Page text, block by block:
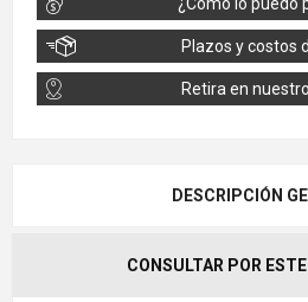
Plazos y costos
Retira en
DESCRIPCIÓN
CONSULTAR POR